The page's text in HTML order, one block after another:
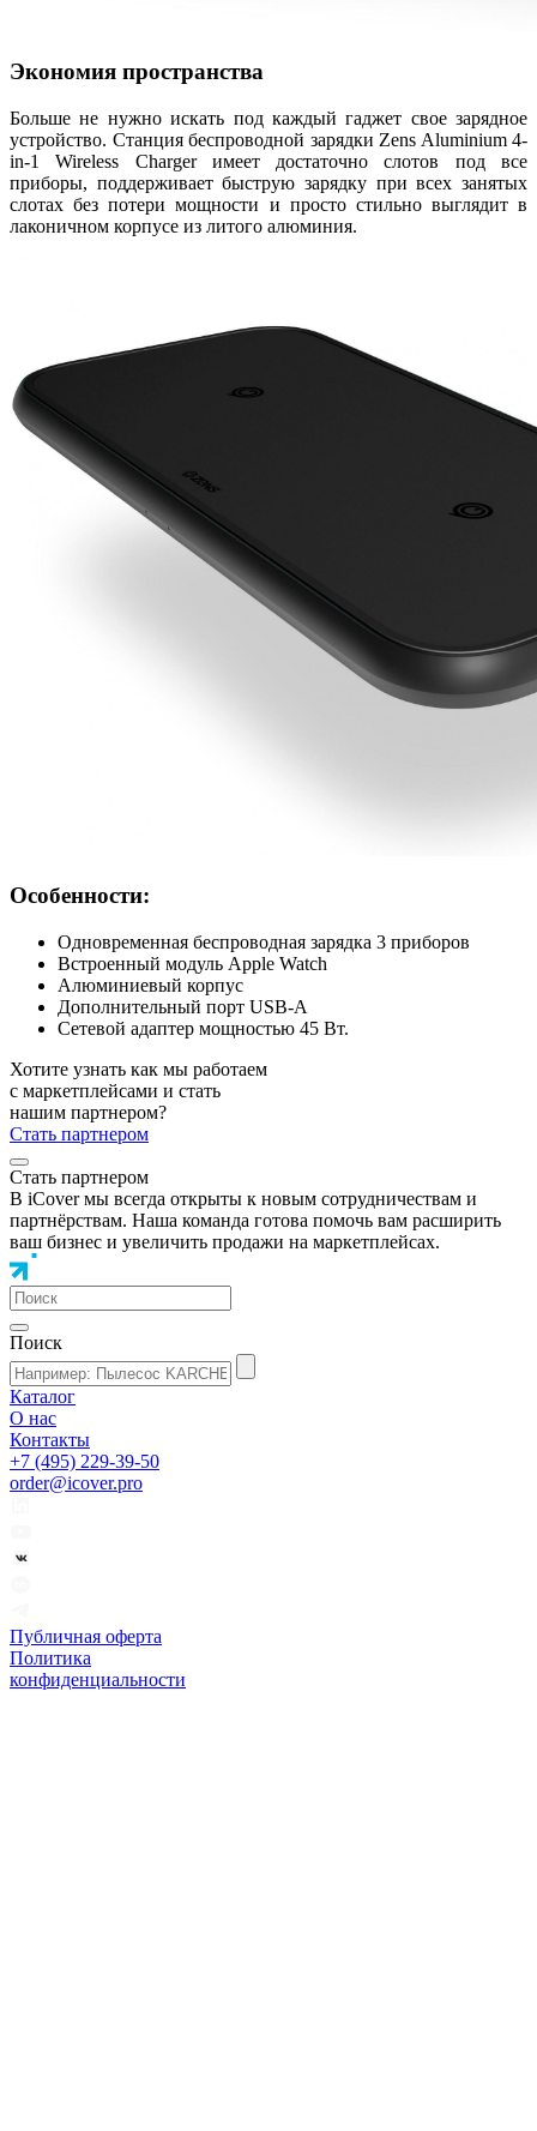
Экономия пространства
Больше не нужно искать под каждый гаджет свое зарядное
устройство. Станция беспроводной зарядки Zens Aluminium 4-
in-1 Wireless Charger имеет достаточно слотов под все
приборы, поддерживает быструю зарядку при всех занятых
слотах без потери мощности и просто стильно выглядит в
лаконичном корпусе из литого алюминия.
Особенности:
Одновременная беспроводная зарядка 3 приборов
Встроенный модуль Apple Watch
Алюминиевый корпус
Дополнительный порт USB-A
Сетевой адаптер мощностью 45 Вт.
Хотите узнать как мы работаем
с маркетплейсами и стать
нашим партнером?
Стать партнером
Стать партнером
В iCover мы всегда открыты к новым сотрудничествам и
партнёрствам. Наша команда готова помочь вам расширить
ваш бизнес и увеличить продажи на маркетплейсах.
Поиск
Каталог
О нас
Контакты
+7 (495) 229-39-50
order@icover.pro
Публичная оферта
Политика
конфиденциальности